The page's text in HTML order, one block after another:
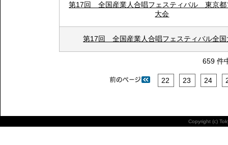
第17回 全国産業人合唱フェスティバル 東京都
大会
第17回 全国産業人合唱フェスティバル全国
659 件
22 23 24
Copyright (c)